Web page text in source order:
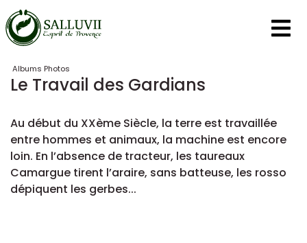
Panneau de gestion des cookies
Albums Photos
Le Travail des Gardians
Au début du XXème Siècle, la terre est travaillée
entre hommes et animaux, la machine est encore
loin. En l’absence de tracteur, les taureaux
Camargue tirent l’araire, sans batteuse, les rosso
dépiquent les gerbes...